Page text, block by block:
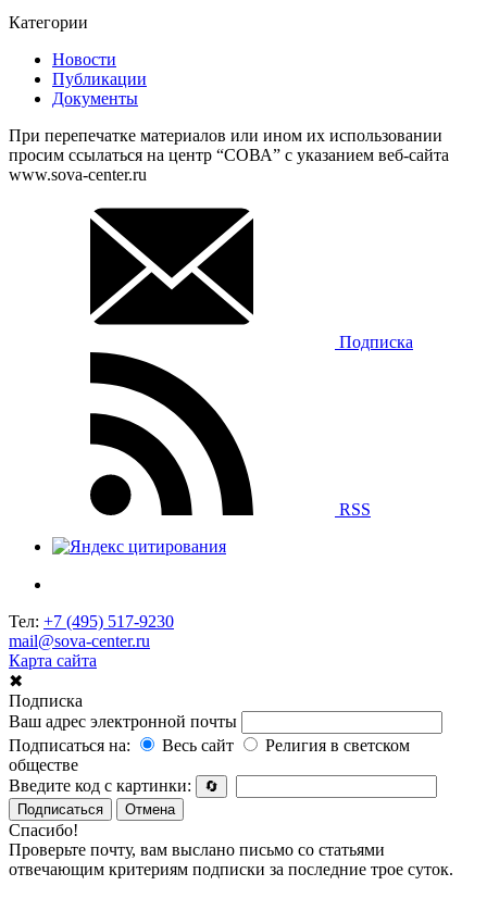
Категории
Новости
Публикации
Документы
При перепечатке материалов или ином их использовании
просим ссылаться на центр “СОВА” с указанием веб-сайта
www.sova-center.ru
Подписка
RSS
Тел: +7 (495) 517-9230
mail@sova-center.ru
Карта сайта
✖
Подписка
Ваш адрес электронной почты
Подписаться на:
Весь сайт
Религия в светском
обществе
Введите код с картинки:
🔄
Подписаться
Отмена
Спасибо!
Проверьте почту, вам выслано письмо со статьями
отвечающим критериям подписки за последние трое суток.